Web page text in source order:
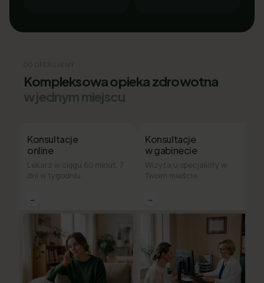
CO OFERUJEMY
Kompleksowa opieka zdrowotna
w jednym miejscu
Konsultacje
online
Lekarz w ciągu 60 minut, 7
dni w tygodniu
→
Konsultacje
w gabinecie
Wizyta u specjalisty w
Twoim mieście
→